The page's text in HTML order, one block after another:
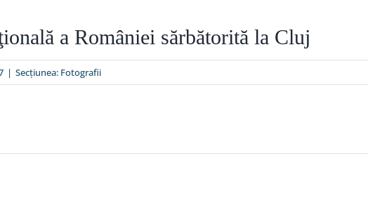
a României sărbătorită la Cluj
| Secțiunea: Fotografii